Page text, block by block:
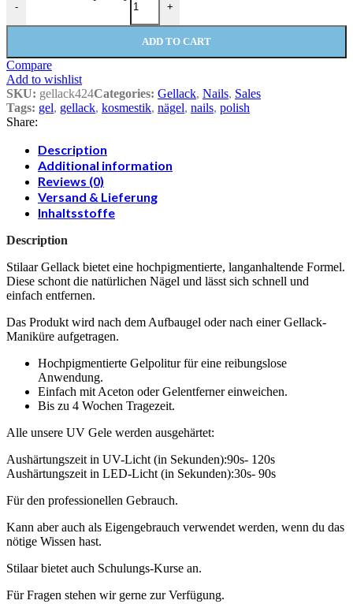
- +
ADD TO CART
Compare
Add to wishlist
SKU: gellack424Categories: Gellack, Nails, Sales
Tags: gel, gellack, kosmestik, nägel, nails, polish
Share:
Description
Additional information
Reviews (0)
Versand & Lieferung
Inhaltsstoffe
Description
Stilaar Gellack bietet eine hochpigmentierte, langanhaltende Formel.
Diese schont die natürlichen Nägel und lässt sich schnell und
einfach entfernen.
Das Produkt wird nach dem Aufbaugel oder nach einer Gellack-
Maniküre aufgetragen.
Hochpigmentierte Gelpolitur für eine reibungslose
Anwendung.
Einfach mit Aceton oder Gelentferner einweichen.
Bis zu 4 Wochen Tragezeit.
Alle unsere UV Gele werden ausgehärtet:
Aushärtungszeit in UV-Licht (in Sekunden):90s- 120s
Aushärtungszeit in LED-Licht (in Sekunden):30s- 90s
Für den professionellen Gebrauch.
Kann aber auch als Eigengebrauch verwendet werden, wenn du das
nötige Wissen hast.
Stilaar bietet auch Schulungs-Kurse an.
Für Fragen stehen wir gerne zur Verfügung.